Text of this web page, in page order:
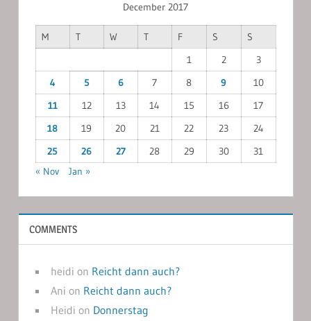
December 2017
M T W T F S
S
1
2
3
4
5 6 7 8 9
10
11
12 13 14 15 16
17
18
19 20 21 22 23
24
25
26 27 28 29 30
31
« Nov
Jan »
COMMENTS
heidi on Reicht dann auch?
Ani on Reicht dann auch?
Heidi on Donnerstag